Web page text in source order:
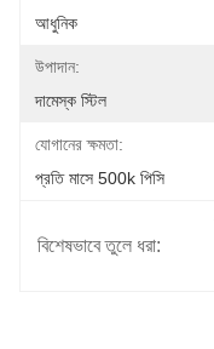
আধুনিক
উপাদান:
দামেস্ক স্টিল
যোগানের ক্ষমতা:
প্রতি মাসে 500k পিসি
বিশেষভাবে তুলে ধরা: